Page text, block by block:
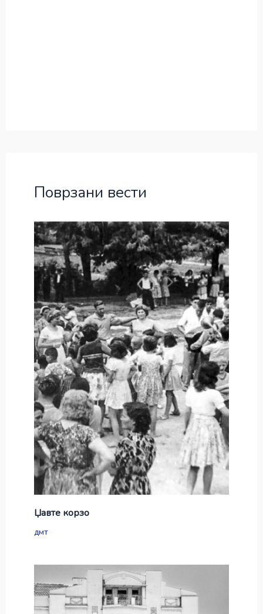
Поврзани вести
Џавте корзо
дмт